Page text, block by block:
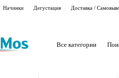
Начинки Дегустация Доставка /
Все категории